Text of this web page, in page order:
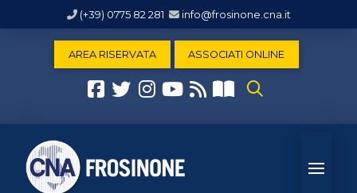
(+39) 0775 82 281 info@frosinone.cna.it
AREA RISERVATA ASSOCIATI ONLINE